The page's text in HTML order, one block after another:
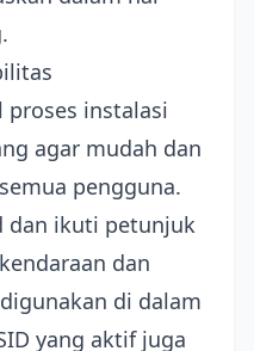
proses instalasi
agar mudah dan
pengguna.
dan ikuti petunjuk
dan
di dalam
yang aktif juga